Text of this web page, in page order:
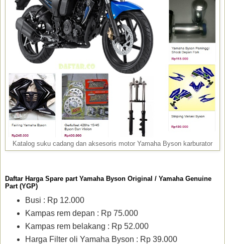
Katalog suku cadang dan aksesoris motor Yamaha Byson karburator
Daftar Harga Spare part Yamaha Byson Original / Yamaha Genuine
Part (YGP)
Busi : Rp 12.000
Kampas rem depan : Rp 75.000
Kampas rem belakang : Rp 52.000
Harga Filter oli Yamaha Byson : Rp 39.000